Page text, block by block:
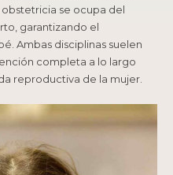
obstetricia se ocupa del
garantizando el
Ambas disciplinas suelen
completa a lo largo
reproductiva de la mujer.